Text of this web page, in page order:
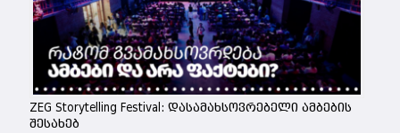
ZEG Storytelling Festival: დასამახსოვრებელი ამბების
შესახებ